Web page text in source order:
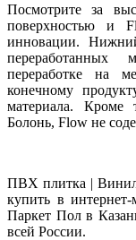
Посмотрите за
поверхностью и
инновации.
переработанных
переработке на
конечному
материала.
Болонь, Flow не
ПВХ плитка |
купить в
Паркет Пол в
всей России.